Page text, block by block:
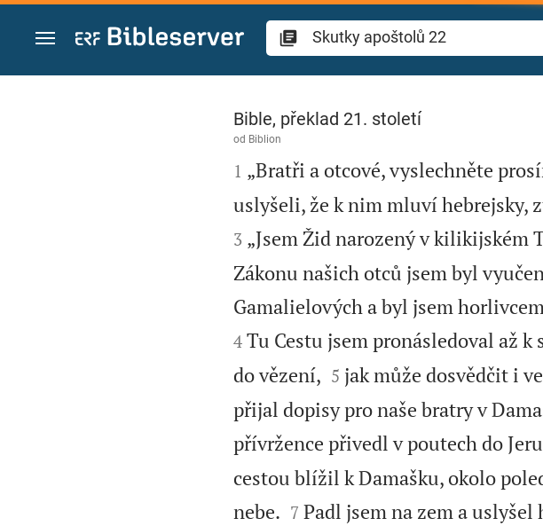
Přejít na obsah
Skutky apoštolů 22
Bible, překlad 21. století
od Biblion

1 „Bratři a otcové, vyslechněte
uslyšeli, že k nim mluví hebrejsky,
3 „Jsem Žid narozený v kilikijském
Zákonu našich otců jsem byl
Gamalielových a byl jsem
4 Tu Cestu jsem pronásledoval až
do vězení,
5 jak může dosvědčit i
přijal dopisy pro naše bratry v
přívržence přivedl v poutech do
cestou blížil k Damašku, okolo
nebe.
7 Padl jsem na zem a uslyšel